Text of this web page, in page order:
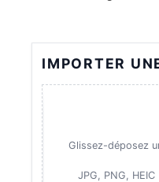
IMPORTER
Glissez-déposez
JPG, PNG,